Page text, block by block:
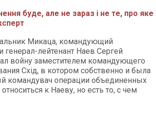
буде, але не зараз і не те, про яке
Микаца, командующий
лейтенант Наев Сергей
войну заместителем командующего
Схід, в котором собственно и была
командувач операции объединенных
к Наеву, но есть то, с чем